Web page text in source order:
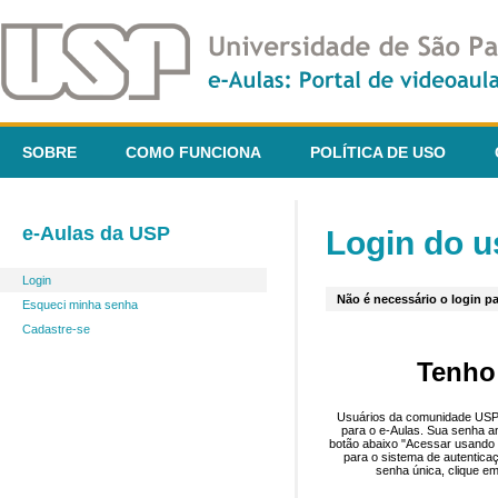
SOBRE COMO FUNCIONA POLÍTICA DE USO
e-Aulas da USP
Login
Esqueci minha senha
Cadastre-se
Login do
Não é necessário o login
Usuários da comunidade
para o e-Aulas. Sua senha
botão abaixo "Acessar
para o sistema de
senha única, clique